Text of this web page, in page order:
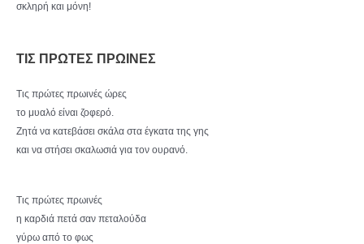
σκληρή και μόνη!
ΤΙΣ ΠΡΩΤΕΣ ΠΡΩΙΝΕΣ
Τις πρώτες πρωινές ώρες
το μυαλό είναι ζοφερό.
Ζητά να κατεβάσει σκάλα στα έγκατα της γης
και να στήσει σκαλωσιά για τον ουρανό.
Τις πρώτες πρωινές
η καρδιά πετά σαν πεταλούδα
γύρω από το φως